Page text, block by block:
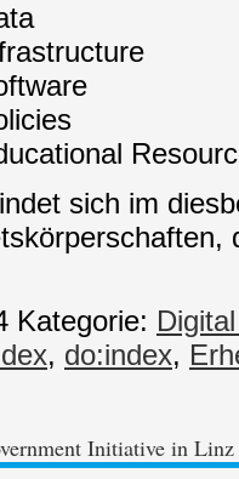
sich im
Kategorie:
, do:index,
Initiative in